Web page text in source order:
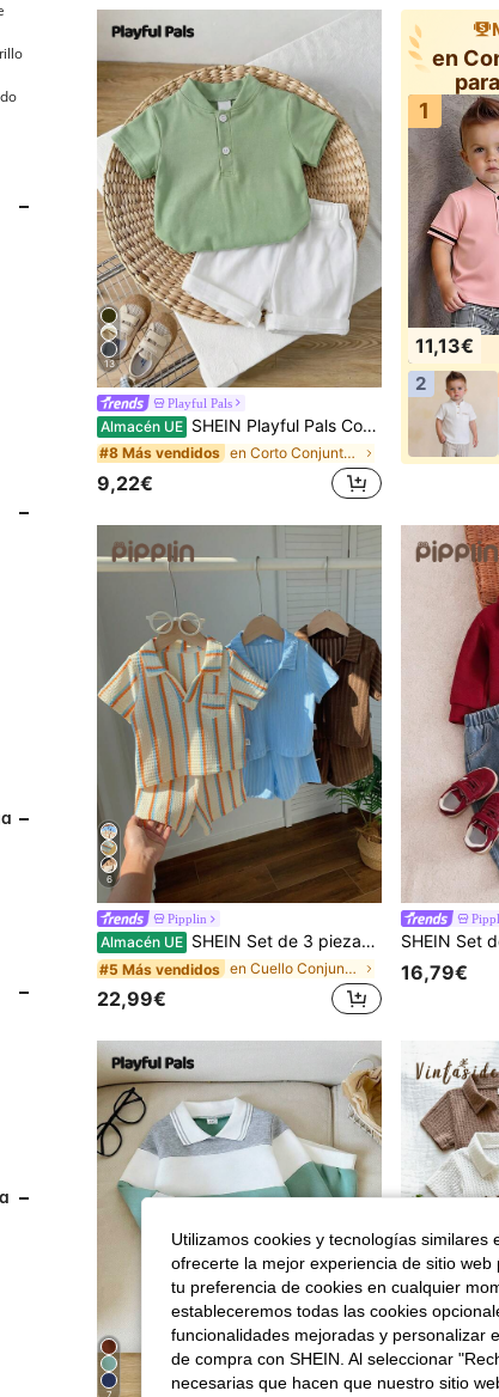
13
Playful Pals
Almacén UE SHEIN Playful Pals Conjunto de 2 piezas de camiseta de manga corta con cuello mao elegante y minimalista, y pantalones de color contrastante para bebé niño, adecuado para el verano
#8 Más vendidos en Corto Conjuntos de polo para bebés niños
9,22€
en
1
11,13€
2
6
Pipplin
Almacén UE SHEIN Set de 3 piezas Unisex para bebé niño/niña con camisa polo de manga corta a rayas, camisa, top de punto y conjunto de pantalones cortos, ropa de primavera/verano para bebé
#5 Más vendidos en Cuello Conjuntos de polo para bebés niños
22,99€
16,79€
9
Utilizamos cookies y tecnologías
ofrecerte la mejor experiencia de sitio
tu preferencia de cookies en cualquier
estableceremos todas las cookies
funcionalidades mejoradas y personalizar
de compra con SHEIN. Al seleccionar
necesarias que hacen que nuestro sitio